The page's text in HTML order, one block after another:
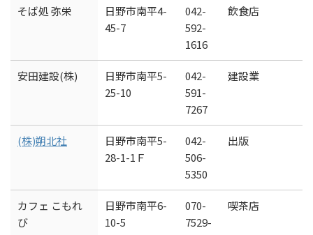
そば処 弥栄
日野市南平4-
45-7
042-
592-
1616
飲食店
安田建設(株)
日野市南平5-
25-10
042-
591-
7267
建設業
(株)朔北社
日野市南平5-
28-1-1Ｆ
042-
506-
5350
出版
カフェ こもれ
び
日野市南平6-
10-5
070-
7529-
喫茶店